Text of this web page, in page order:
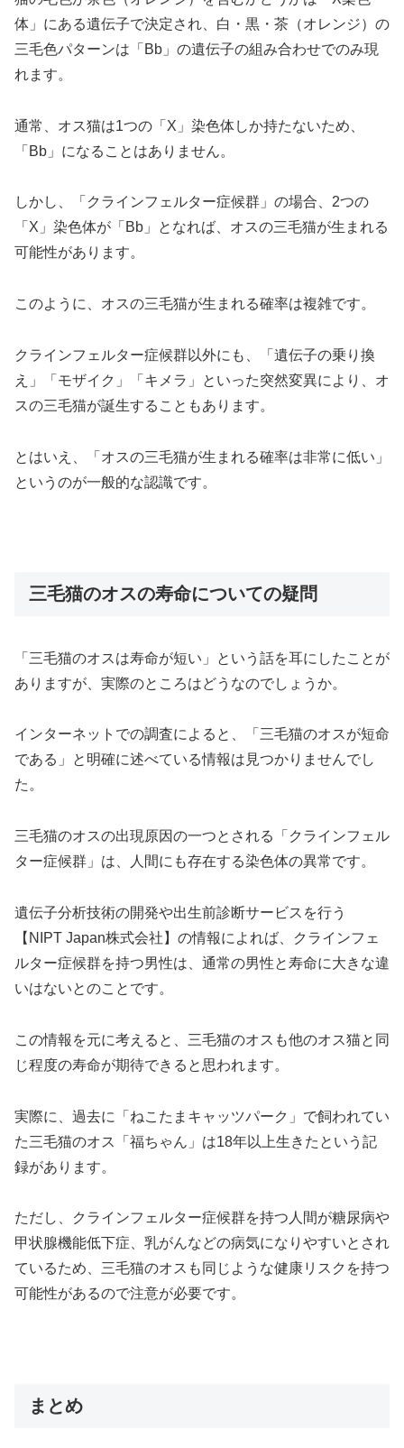
体」にある遺伝子で決定され、白・黒・茶（オレンジ）の
三毛色パターンは「Bb」の遺伝子の組み合わせでのみ現
れます。
通常、オス猫は1つの「X」染色体しか持たないため、
「Bb」になることはありません。
しかし、「クラインフェルター症候群」の場合、2つの
「X」染色体が「Bb」となれば、オスの三毛猫が生まれる
可能性があります。
このように、オスの三毛猫が生まれる確率は複雑です。
クラインフェルター症候群以外にも、「遺伝子の乗り換
え」「モザイク」「キメラ」といった突然変異により、オ
スの三毛猫が誕生することもあります。
とはいえ、「オスの三毛猫が生まれる確率は非常に低い」
というのが一般的な認識です。
三毛猫のオスの寿命についての疑問
「三毛猫のオスは寿命が短い」という話を耳にしたことが
ありますが、実際のところはどうなのでしょうか。
インターネットでの調査によると、「三毛猫のオスが短命
である」と明確に述べている情報は見つかりませんでし
た。
三毛猫のオスの出現原因の一つとされる「クラインフェル
ター症候群」は、人間にも存在する染色体の異常です。
遺伝子分析技術の開発や出生前診断サービスを行う
【NIPT Japan株式会社】の情報によれば、クラインフェ
ルター症候群を持つ男性は、通常の男性と寿命に大きな違
いはないとのことです。
この情報を元に考えると、三毛猫のオスも他のオス猫と同
じ程度の寿命が期待できると思われます。
実際に、過去に「ねこたまキャッツパーク」で飼われてい
た三毛猫のオス「福ちゃん」は18年以上生きたという記
録があります。
ただし、クラインフェルター症候群を持つ人間が糖尿病や
甲状腺機能低下症、乳がんなどの病気になりやすいとされ
ているため、三毛猫のオスも同じような健康リスクを持つ
可能性があるので注意が必要です。
まとめ